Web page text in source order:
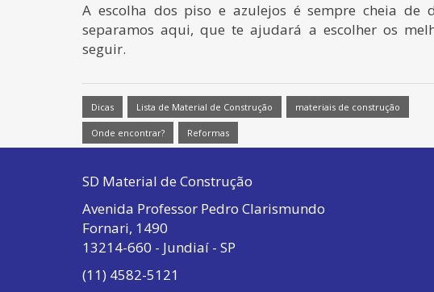
A escolha dos piso e azulejos é sempre cheia de
separamos aqui, que te ajudará a escolher os
seguir.
Dicas Lista de Material de Construção materiais de construção
Onde encontrar? Reformas
SD Material de Construção
Avenida Professor Pedro Clarismundo
Fornari, 1490
13214-660 - Jundiaí - SP
(11) 4582-5121